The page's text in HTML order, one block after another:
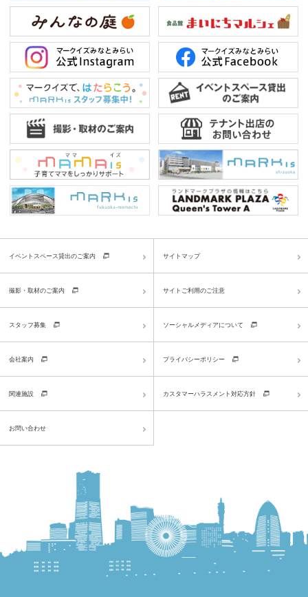
イベントスペース貸出のご案内
撮影・取材のご案内
スタッフ募集
会社案内
関連施設
お問い合わせ
サイトマップ
サイトご利用のご注意
ソーシャルメディアについて
プライバシーポリシー
カスタマーハラスメント対応方針